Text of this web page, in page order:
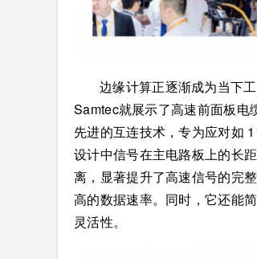
边缘计算正逐渐成为当下
Samtec就展示了高速前面板
先进的互连技术，专为应对如
设计中信号在主电路板上的长
离，显著提升了高速信号的完
高的数据速率。同时，它还能
灵活性。